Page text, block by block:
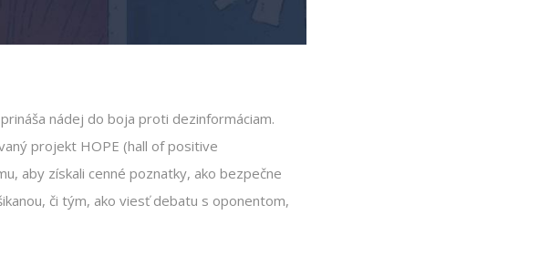
nádej do boja proti dezinformáciam.
projekt HOPE (hall of positive
aby získali cenné poznatky, ako bezpečne
či tým, ako viesť debatu s oponentom,